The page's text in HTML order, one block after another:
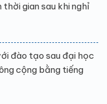
gian sau khi nghỉ
đào tạo sau đại học
cộng bằng tiếng